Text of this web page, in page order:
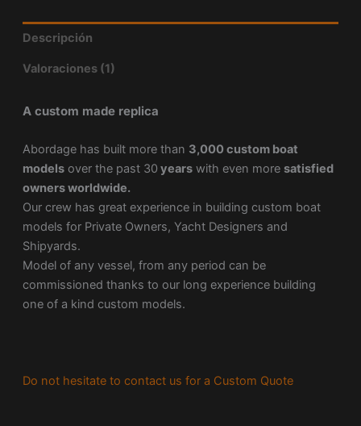
Descripción
Valoraciones (1)
A custom made replica
Abordage has built more than 3,000 custom boat
modelsover the past 30 yearswith even more satisfied
owners worldwide.
Our crew has great experience in building custom boat
models for Private Owners, Yacht Designers and
Shipyards.
Model of any vessel, from any period can be
commissioned thanks to our long experience building
one of a kind custom models.
Do not hesitate to contact us for a Custom Quote